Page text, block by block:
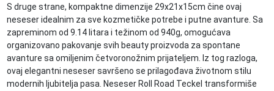
S druge strane, kompaktne dimenzije 29x21x15cm čine ovaj
neseser idealnim za sve kozmetičke potrebe i putne avanture. Sa
zaprеminom od 9.14 litara i težinom od 940g, omogućava
organizovano pakovanje svih beauty proizvoda za spontane
avanture sa omiljenim četvoronožnim prijateljem. Iz tog razloga,
ovaj elegantni neseser savršeno se prilagođava životnom stilu
modernih ljubitelja pasa. Neseser Roll Road Teckel transformiše